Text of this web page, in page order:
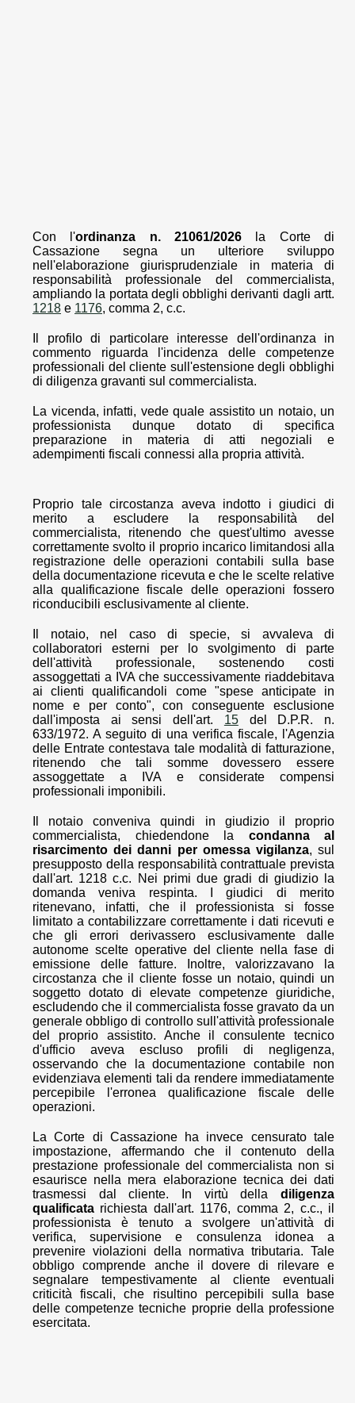
Con l'ordinanza n. 21061/2026
la Corte di
Cassazione segna un ulteriore sviluppo
nell'elaborazione giurisprudenziale in materia di
responsabilità professionale del commercialista,
ampliando la portata degli obblighi derivanti dagli artt.
1218 e 1176, comma 2, c.c.
Il profilo di particolare interesse dell'ordinanza in
commento riguarda l'incidenza delle competenze
professionali del cliente sull'estensione degli obblighi
di diligenza gravanti sul commercialista.
La vicenda, infatti, vede quale assistito un notaio, un
professionista dunque dotato di specifica
preparazione in materia di atti negoziali e
adempimenti fiscali connessi alla propria attività.
Proprio tale circostanza aveva indotto i giudici di
merito a escludere la responsabilità del
commercialista, ritenendo che quest'ultimo avesse
correttamente svolto il proprio incarico limitandosi alla
registrazione delle operazioni contabili sulla base
della documentazione ricevuta e che le scelte relative
alla qualificazione fiscale delle operazioni fossero
riconducibili esclusivamente al cliente.
Il notaio, nel caso di specie, si avvaleva di
collaboratori esterni per lo svolgimento di parte
dell'attività professionale, sostenendo costi
assoggettati a IVA che successivamente riaddebitava
ai clienti qualificandoli come "spese anticipate in
nome e per conto", con conseguente esclusione
dall'imposta ai sensi dell'art. 15del D.P.R. n.
633/1972. A seguito di una verifica fiscale, l'Agenzia
delle Entrate contestava tale modalità di fatturazione,
ritenendo che tali somme dovessero essere
assoggettate a IVA e considerate compensi
professionali imponibili.
Il notaio conveniva quindi in giudizio il proprio
commercialista, chiedendone la condanna al
risarcimento dei danni per omessa vigilanza, sul
presupposto della responsabilità contrattuale prevista
dall'art. 1218 c.c. Nei primi due gradi di giudizio la
domanda veniva respinta. I giudici di merito
ritenevano, infatti, che il professionista si fosse
limitato a contabilizzare correttamente i dati ricevuti e
che gli errori derivassero esclusivamente dalle
autonome scelte operative del cliente nella fase di
emissione delle fatture. Inoltre, valorizzavano la
circostanza che il cliente fosse un notaio, quindi un
soggetto dotato di elevate competenze giuridiche,
escludendo che il commercialista fosse gravato da un
generale obbligo di controllo sull'attività professionale
del proprio assistito. Anche il consulente tecnico
d'ufficio aveva escluso profili di negligenza,
osservando che la documentazione contabile non
evidenziava elementi tali da rendere immediatamente
percepibile l'erronea qualificazione fiscale delle
operazioni.
La Corte di Cassazione ha invece censurato tale
impostazione, affermando che il contenuto della
prestazione professionale del commercialista non si
esaurisce nella mera elaborazione tecnica dei dati
trasmessi dal cliente. In virtù della diligenza
qualificata richiesta dall'art. 1176, comma 2, c.c., il
professionista è tenuto a svolgere un'attività di
verifica, supervisione e consulenza idonea a
prevenire violazioni della normativa tributaria. Tale
obbligo comprende anche il dovere di rilevare e
segnalare tempestivamente al cliente eventuali
criticità fiscali, che risultino percepibili sulla base
delle competenze tecniche proprie della professione
esercitata.